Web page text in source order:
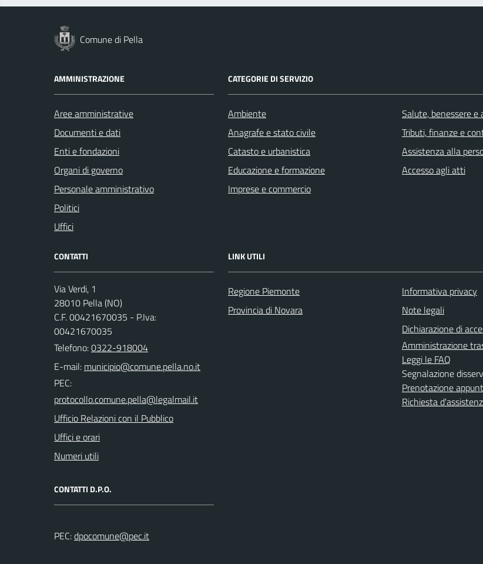
Comune di Pella
AMMINISTRAZIONE
Aree amministrative
Documenti e dati
Enti e fondazioni
Organi di governo
Personale amministrativo
Politici
Uffici
CATEGORIE DI SERVIZIO
Ambiente
Anagrafe e stato civile
Catasto e urbanistica
Educazione e formazione
Imprese e commercio
Salute, benessere e
Tributi, finanze e
Assistenza alla
Accesso agli atti
CONTATTI
Via Verdi, 1
28010 Pella (NO)
C.F. 00421670035 - P.Iva:
00421670035
Telefono:0322-918004
E-mail:
PEC:
Ufficio Relazioni con il Pubblico
Uffici e orari
Numeri utili
CONTATTI D.P.O.
PEC:
LINK UTILI
Regione Piemonte
Provincia di Novara
Informativa privacy
Note legali
Dichiarazione di
Amministrazione
Leggi le FAQ
Segnalazione
Prenotazione
Richiesta